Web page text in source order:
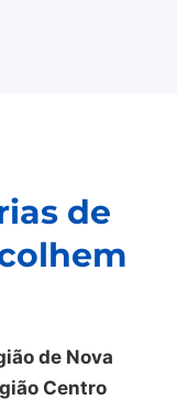
de
de Nova
Centro